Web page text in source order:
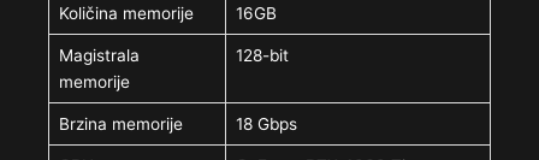
Količina memorije 16GB
Magistrala
memorije
128-bit
Brzina memorije 18 Gbps